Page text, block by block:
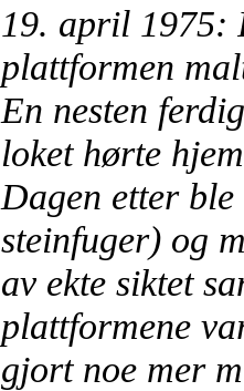
19. april 1975:
plattformen
En nesten
loket hørte
Dagen etter
steinfuger) og
av ekte siktet
plattformene
gjort noe mer